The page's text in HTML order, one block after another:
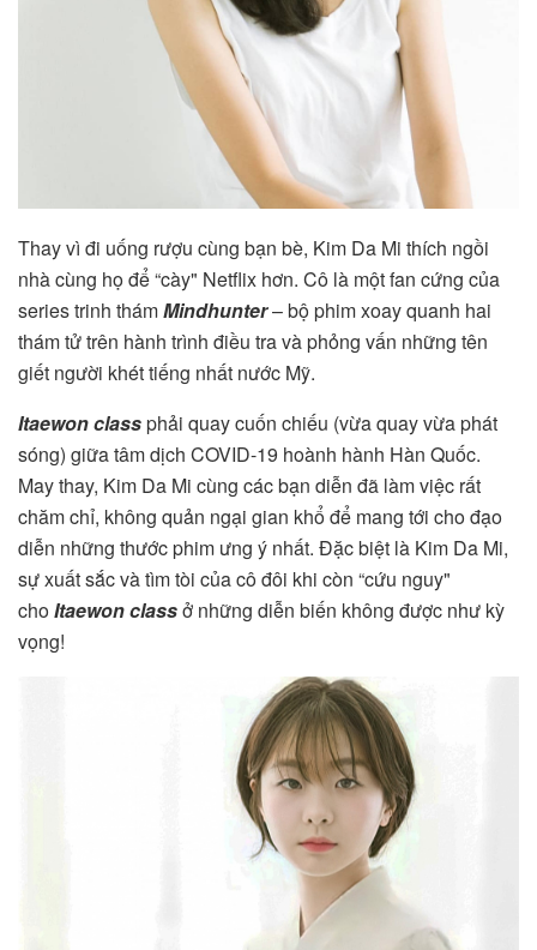
Thay vì đi uống rượu cùng bạn bè, Kim Da Mi thích ngồi
nhà cùng họ để “cày" Netflix hơn. Cô là một fan cứng của
series trinh thámMindhunter– bộ phim xoay quanh hai
thám tử trên hành trình điều tra và phỏng vấn những tên
giết người khét tiếng nhất nước Mỹ.
Itaewon classphải quay cuốn chiếu (vừa quay vừa phát
sóng) giữa tâm dịch COVID-19 hoành hành Hàn Quốc.
May thay, Kim Da Mi cùng các bạn diễn đã làm việc rất
chăm chỉ, không quản ngại gian khổ để mang tới cho đạo
diễn những thước phim ưng ý nhất. Đặc biệt là Kim Da Mi,
sự xuất sắc và tìm tòi của cô đôi khi còn “cứu nguy"
choItaewon classở những diễn biến không được như kỳ
vọng!